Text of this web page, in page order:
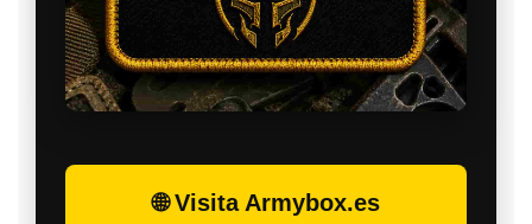
🌐 Visita Armybox.es